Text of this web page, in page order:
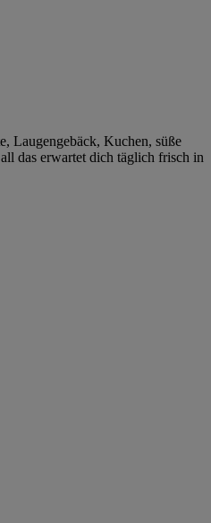
Laugengebäck, Kuchen, süße
das erwartet dich täglich frisch in